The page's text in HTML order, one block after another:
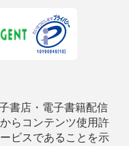
書店・電子書籍配信
らコンテンツ使用許
ビスであることを示